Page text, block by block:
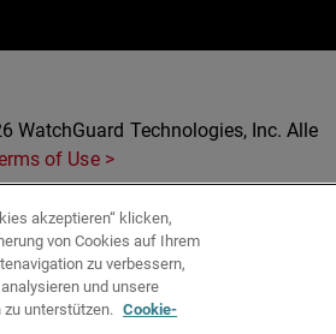
WatchGuard Technologies, Inc. Alle
of Use >
akzeptieren“ klicken,
von Cookies auf Ihrem
zu verbessern,
und unsere
unterstützen. Cookie-